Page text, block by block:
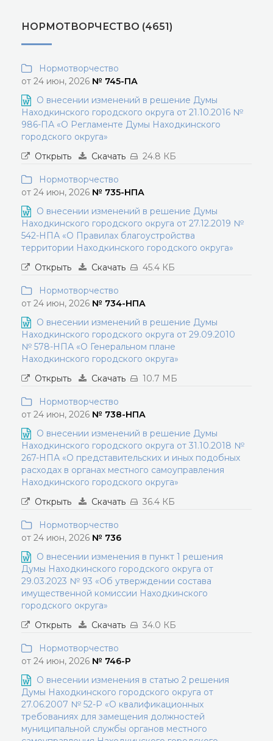
НОРМОТВОРЧЕСТВО (4651)
Нормотворчество
от 24 июн, 2026 № 745-ПА
О внесении изменений в решение Думы
Находкинского городского округа от 21.10.2016 №
986-ПА «О Регламенте Думы Находкинского
городского округа»
Открыть
Скачать 24.8 КБ
Нормотворчество
от 24 июн, 2026 № 735-НПА
О внесении изменений в решение Думы
Находкинского городского округа от 27.12.2019 №
542-НПА «О Правилах благоустройства
территории Находкинского городского округа»
Открыть
Скачать 45.4 КБ
Нормотворчество
от 24 июн, 2026 № 734-НПА
О внесении изменений в решение Думы
Находкинского городского округа от 29.09.2010
№ 578-НПА «О Генеральном плане
Находкинского городского округа»
Открыть
Скачать 10.7 МБ
Нормотворчество
от 24 июн, 2026 № 738-НПА
О внесении изменений в решение Думы
Находкинского городского округа от 31.10.2018 №
267-НПА «О представительских и иных подобных
расходах в органах местного самоуправления
Находкинского городского округа»
Открыть
Скачать 36.4 КБ
Нормотворчество
от 24 июн, 2026 № 736
О внесении изменения в пункт 1 решения
Думы Находкинского городского округа от
29.03.2023 № 93 «Об утверждении состава
имущественной комиссии Находкинского
городского округа»
Открыть
Скачать 34.0 КБ
Нормотворчество
от 24 июн, 2026 № 746-Р
О внесении изменения в статью 2 решения
Думы Находкинского городского округа от
27.06.2007 № 52-Р «О квалификационных
требованиях для замещения должностей
муниципальной службы органов местного